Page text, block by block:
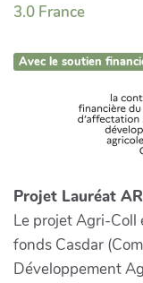
3.0 France
Avec le soutien
Projet Lauréat
Le projet Agri-Coll
fonds Casdar
Développement